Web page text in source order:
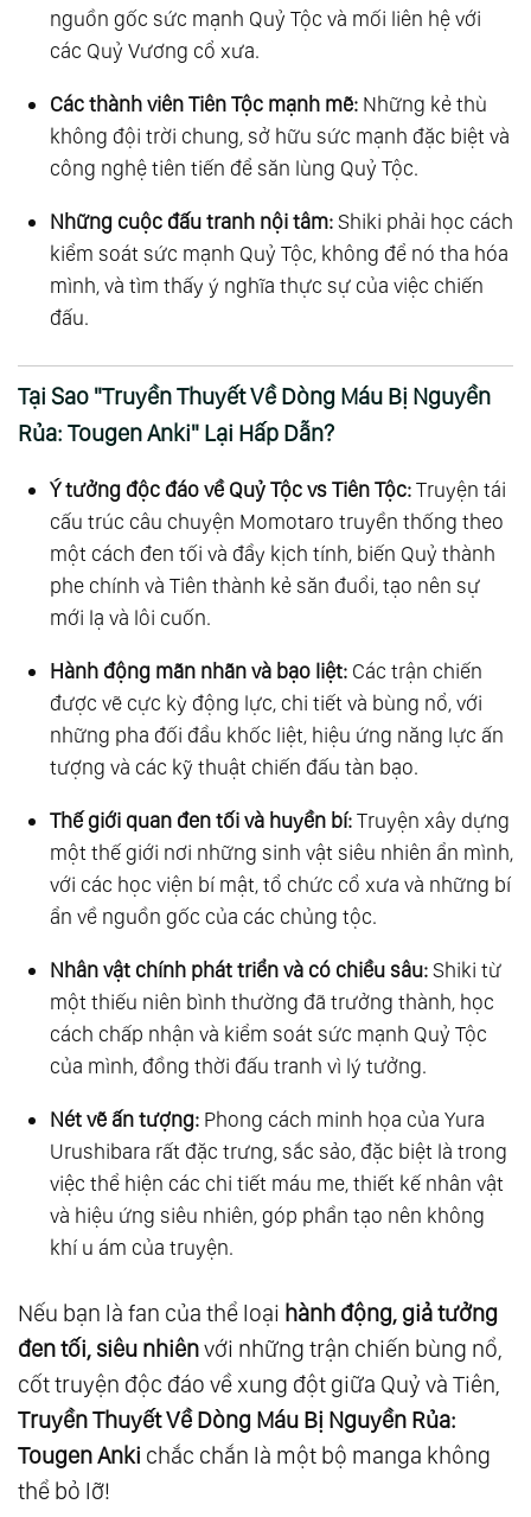
nguồn gốc sức mạnh Quỷ Tộc và mối liên hệ với
các Quỷ Vương cổ xưa.
Các thành viên Tiên Tộc mạnh mẽ: Những kẻ thù
không đội trời chung, sở hữu sức mạnh đặc biệt và
công nghệ tiên tiến để săn lùng Quỷ Tộc.
Những cuộc đấu tranh nội tâm:Shiki phải học cách
kiểm soát sức mạnh Quỷ Tộc, không để nó tha hóa
mình, và tìm thấy ý nghĩa thực sự của việc chiến
đấu.
Tại Sao "Truyền Thuyết Về Dòng Máu Bị Nguyền
Rủa: Tougen Anki" Lại Hấp Dẫn?
Ý tưởng độc đáo về Quỷ Tộc vs Tiên Tộc:Truyện tái
cấu trúc câu chuyện Momotaro truyền thống theo
một cách đen tối và đầy kịch tính, biến Quỷ thành
phe chính và Tiên thành kẻ săn đuổi, tạo nên sự
mới lạ và lôi cuốn.
Hành động mãn nhãn và bạo liệt: Các trận chiến
được vẽ cực kỳ động lực, chi tiết và bùng nổ, với
những pha đối đầu khốc liệt, hiệu ứng năng lực ấn
tượng và các kỹ thuật chiến đấu tàn bạo.
Thế giới quan đen tối và huyền bí:Truyện xây dựng
một thế giới nơi những sinh vật siêu nhiên ẩn mình,
với các học viện bí mật, tổ chức cổ xưa và những bí
ẩn về nguồn gốc của các chủng tộc.
Nhân vật chính phát triển và có chiều sâu:Shiki từ
một thiếu niên bình thường đã trưởng thành, học
cách chấp nhận và kiểm soát sức mạnh Quỷ Tộc
của mình, đồng thời đấu tranh vì lý tưởng.
Nét vẽ ấn tượng: Phong cách minh họa của Yura
Urushibara rất đặc trưng, sắc sảo, đặc biệt là trong
việc thể hiện các chi tiết máu me, thiết kế nhân vật
và hiệu ứng siêu nhiên, góp phần tạo nên không
khí u ám của truyện.
Nếu bạn là fan của thể loại hành động, giả tưởng
đen tối, siêu nhiênvới những trận chiến bùng nổ,
cốt truyện độc đáo về xung đột giữa Quỷ và Tiên,
Truyền Thuyết Về Dòng Máu Bị Nguyền Rủa:
Tougen Anki chắc chắn là một bộ manga không
thể bỏ lỡ!